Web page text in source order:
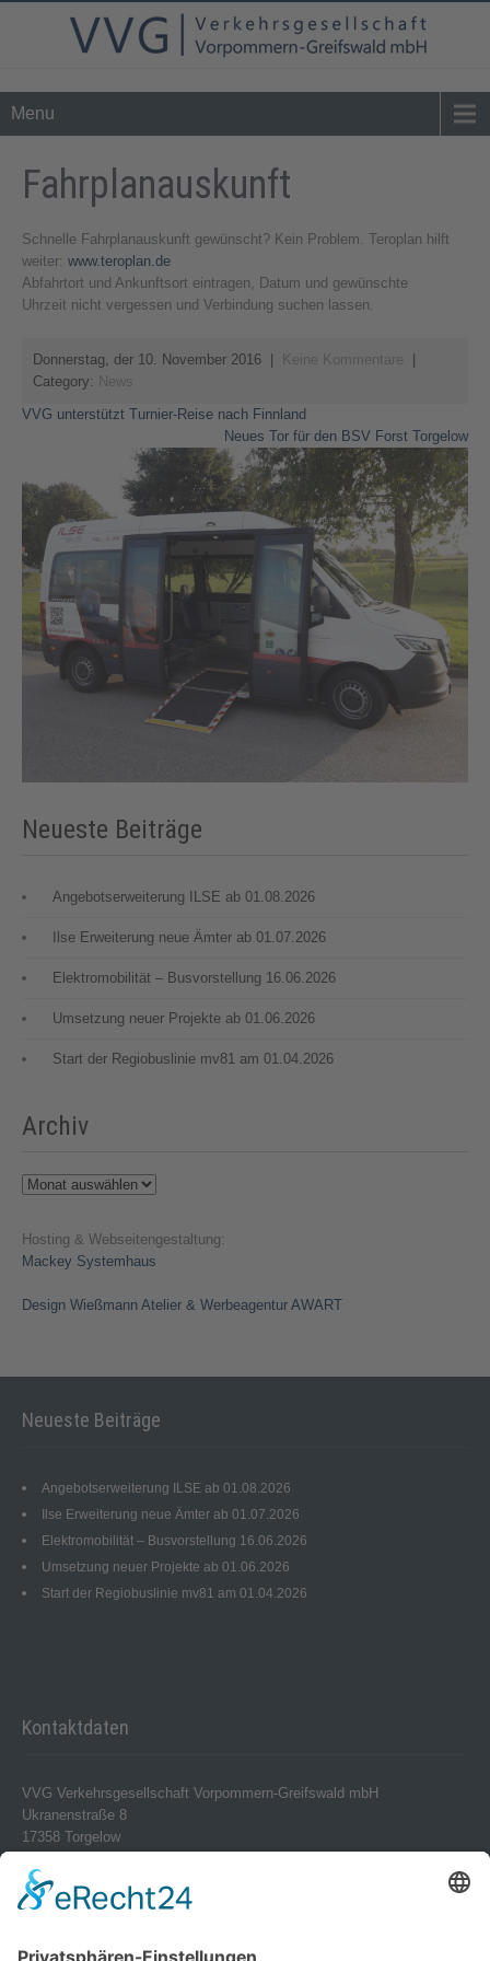
Tel. 0 39 76 - 24 02 - 0info@vvg-bus.de
Menu
Fahrplanauskunft
Schnelle Fahrplanauskunft gewünscht? Kein Problem. Teroplan hilft
weiter: www.teroplan.de
Abfahrtort und Ankunftsort eintragen, Datum und gewünschte
Uhrzeit nicht vergessen und Verbindung suchen lassen.
Donnerstag, der 10. November 2016 Keine Kommentare
Category:
News
Beitragsnavigation
VVG unterstützt Turnier-Reise nach Finnland
Neues Tor für den BSV Forst Torgelow
Neueste Beiträge
Angebotserweiterung ILSE ab 01.08.2026
Ilse Erweiterung neue Ämter ab 01.07.2026
Elektromobilität – Busvorstellung 16.06.2026
Umsetzung neuer Projekte ab 01.06.2026
Start der Regiobuslinie mv81 am 01.04.2026
Archiv
Archiv
Hosting & Webseitengestaltung:
Mackey Systemhaus
Design Wießmann Atelier & Werbeagentur AWART
Neueste Beiträge
Angebotserweiterung ILSE ab 01.08.2026
Ilse Erweiterung neue Ämter ab 01.07.2026
Elektromobilität – Busvorstellung 16.06.2026
Umsetzung neuer Projekte ab 01.06.2026
Start der Regiobuslinie mv81 am 01.04.2026
Kontaktdaten
VVG Verkehrsgesellschaft Vorpommern-Greifswald mbH
Ukranenstraße 8
17358 Torgelow
Telefax 0 39 76 – 24 02 24
info@vvg-bus.de
Betriebshof Pasewalk